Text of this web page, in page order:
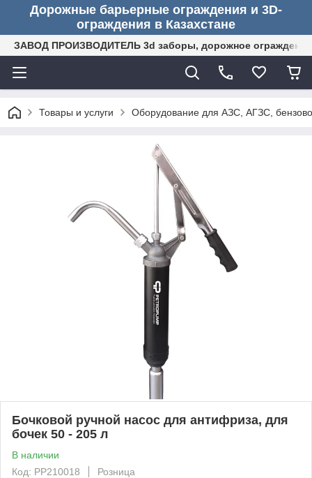
Дорожные барьерные ограждения и 3D-
ограждения в Казахстане
ЗАВОД ПРОИЗВОДИТЕЛЬ 3d заборы, дорожное ограждение
Товары и услуги Оборудование для АЗС, АГЗС,
Бочковой ручной насос для антифриза, для
бочек 50 - 205 л
В наличии
Код: PP210018
Розница